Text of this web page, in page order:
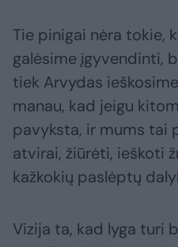
Tie pinigai nėra tokie,
galėsime įgyvendinti,
tiek Arvydas
manau, kad jeigu
pavyksta, ir mums tai
atvirai, žiūrėti, ieškoti
kažkokių paslėptų
Vizija ta, kad lyga turi